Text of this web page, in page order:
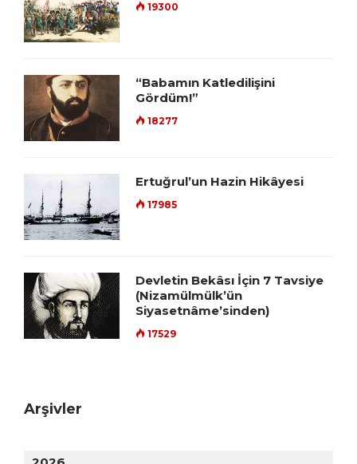
19300
“Babamın Katledilişini
Gördüm!”
18277
Ertuğrul’un Hazin Hikâyesi
17985
Devletin Bekâsı İçin 7 Tavsiye
(Nizamülmülk’ün
Siyasetnâme’sinden)
17529
Arşivler